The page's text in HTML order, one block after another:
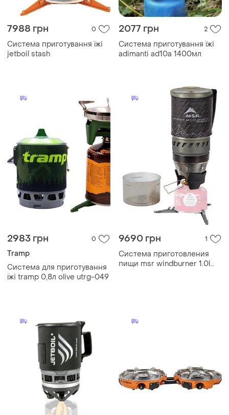
7988 грн 0
Система приготування їжі
jetboil stash
2077 грн 2
Система приготування їжі
adimanti ad10a 1400мл
2983 грн 0
Tramp
Система для приготування
їжі tramp 0,8л olive utrg-049
9690 грн 1
Система приготовления
пищи msr windburner 1.0l